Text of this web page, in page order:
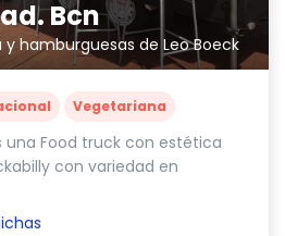
Bcn
hamburguesas de Leo Boeck
Vegetariana
una Food truck con estética
con variedad en